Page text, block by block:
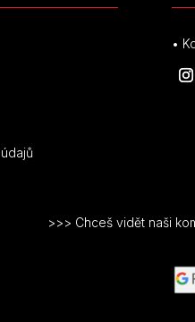
•
>>> Chceš vidět naši